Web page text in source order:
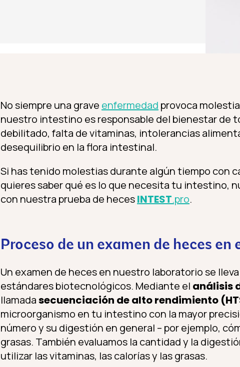
No siempre una grave enfermedad provoca
nuestro intestino es responsable del bienestar de
debilitado, falta de vitaminas, intolerancias
desequilibrio en la flora intestinal.
Si has tenido molestias durante algún tiempo con
quieres saber qué es lo que necesita tu intestino,
con nuestra prueba de hecesINTEST.pro.
Proceso de un examen de heces
Un examen de heces en nuestro laboratorio se
estándares biotecnológicos. Mediante el análisis
llamadasecuenciación de alto rendimiento
microorganismo en tu intestino con la mayor
número y su digestión en general – por ejemplo,
grasas. También evaluamos la cantidad y la
utilizar las vitaminas, las calorías y las grasas.